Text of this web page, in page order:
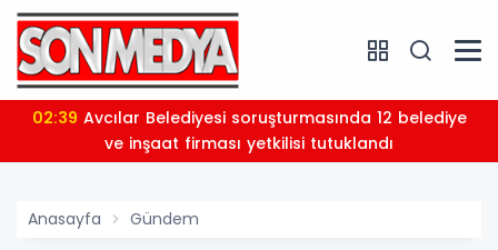
tutuklandı
02:21AHBAP Derneği'ne yönetim kayyımı atandı: Tüm
faaliyetleri
Anasayfa Gündem